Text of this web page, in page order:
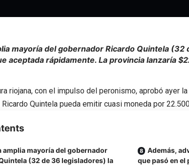
mayoría del gobernador Ricardo Quintela
aceptada rápidamente. La provincia lanzaría
riojana, con el impulso del peronismo, aprobó ayer
Quintela pueda emitir cuasi moneda por
amplia mayoría del gobernador
(32 de 36 legisladores) la
Además,
que pasó en el